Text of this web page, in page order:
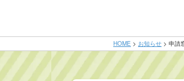
HOME > お知らせ > 申請